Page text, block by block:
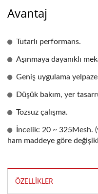
Avantaj
Tutarlı performans.
Aşınmaya dayanıklı
Geniş uygulama
Düşük bakım, yer
Tozsuz çalışma.
İncelik: 20 ~ 325Mesh.
ham maddeye göre
ÖZELLIKLER